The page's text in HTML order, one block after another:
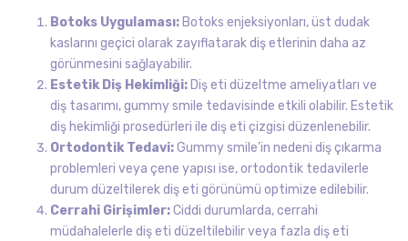
Botoks Uygulaması: Botoks enjeksiyonları, üst dudak
kaslarını geçici olarak zayıflatarak diş etlerinin daha az
görünmesini sağlayabilir.
Estetik Diş Hekimliği: Diş eti düzeltme ameliyatları ve
diş tasarımı, gummy smile tedavisinde etkili olabilir. Estetik
diş hekimliği prosedürleri ile diş eti çizgisi düzenlenebilir.
Ortodontik Tedavi:Gummy smile’in nedeni diş çıkarma
problemleri veya çene yapısı ise, ortodontik tedavilerle
durum düzeltilerek diş eti görünümü optimize edilebilir.
Cerrahi Girişimler:Ciddi durumlarda, cerrahi
müdahalelerle diş eti düzeltilebilir veya fazla diş eti